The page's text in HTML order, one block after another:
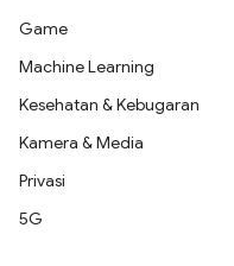
Game
Machine Learning
Kesehatan & Kebugaran
Kamera & Media
Privasi
5G